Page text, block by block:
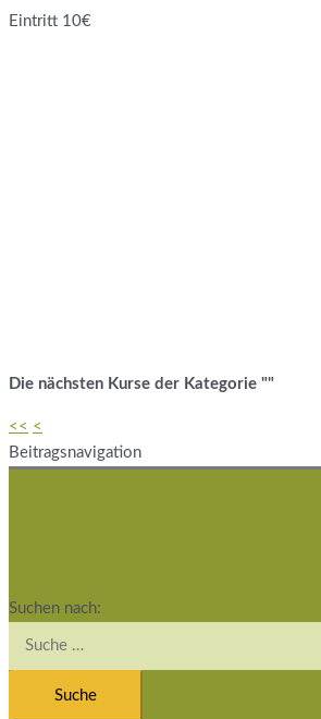
Eintritt 10€
Die nächsten Kurse der Kategorie ""
<< <
Beitragsnavigation
Suchen nach: